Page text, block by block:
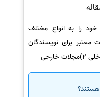
خود را به انواع مختلف
برای نویسندگان